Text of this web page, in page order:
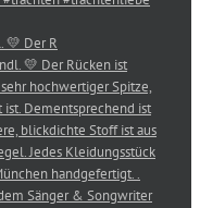
💛 Der R